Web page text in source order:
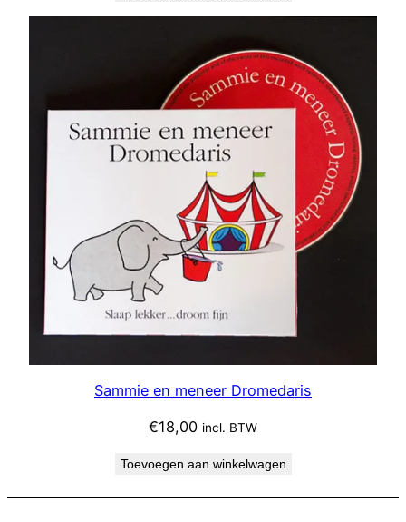
Sammie en meneer Dromedaris
€18,00 incl. BTW
Toevoegen aan winkelwagen